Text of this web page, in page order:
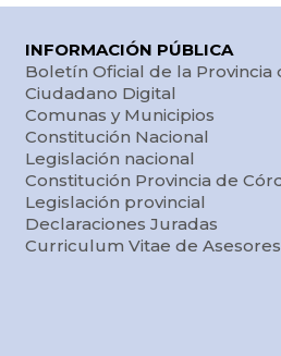
INFORMACIÓN PÚBLICA
Boletín Oficial de la Provincia
Ciudadano Digital
Comunas y Municipios
Constitución Nacional
Legislación nacional
Constitución Provincia de
Legislación provincial
Declaraciones Juradas
Curriculum Vitae de